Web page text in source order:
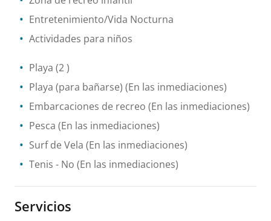
Entretenimiento/Vida Nocturna
Actividades para niños
Playa (2 )
Playa (para bañarse) (En las inmediaciones)
Embarcaciones de recreo (En las inmediaciones)
Pesca (En las inmediaciones)
Surf de Vela (En las inmediaciones)
Tenis - No (En las inmediaciones)
Servicios